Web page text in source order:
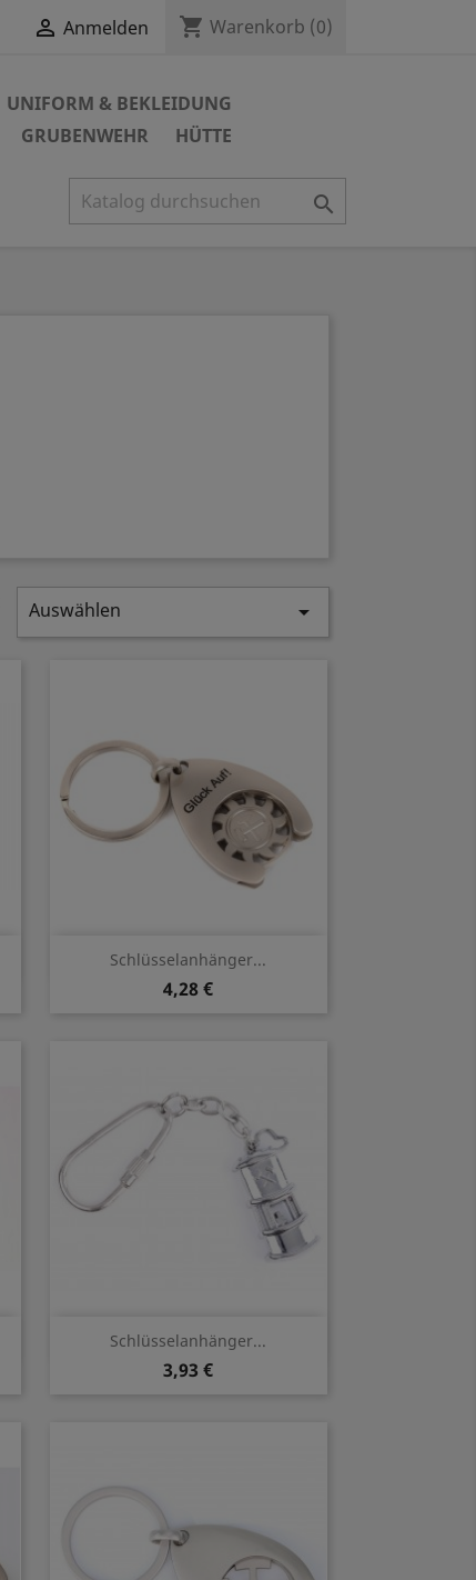
 Anmelden shopping_cart Warenkorb (0)
UNIFORM & BEKLEIDUNG
GRUBENWEHR HÜTTE

Auswählen 
Schlüsselanhänger...
4,28 €
Vorschau
Schlüsselanhänger...
3,93 €
Vorschau